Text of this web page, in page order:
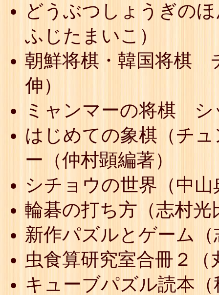
どうぶつしょうぎの
ふじたまいこ）
朝鮮将棋・韓国将棋
伸）
ミャンマーの将棋 シ
はじめての象棋（チ
ー（仲村顕編著）
シチョウの世界（中山
輪碁の打ち方（志村光
新作パズルとゲーム
虫食算研究室合冊２（
キューブパズル読本